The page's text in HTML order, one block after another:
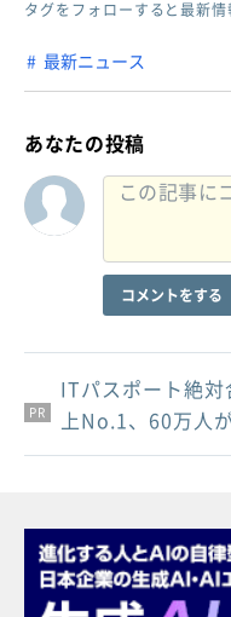
タグをフォローすると最新
最新ニュース
あなたの投稿
コメントをする
PR
PR
PR
ITパスポート絶
上No.1、60万人